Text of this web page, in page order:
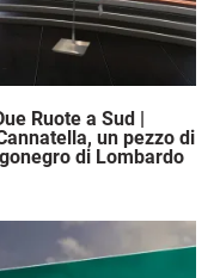
Ruote a Sud |
un pezzo di
di Lombardo